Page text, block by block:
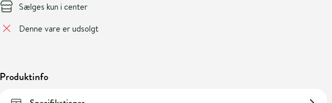
Sælges kun i center
Denne vare er udsolgt
Produktinfo